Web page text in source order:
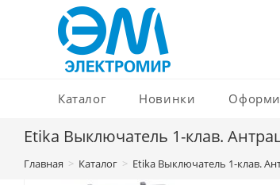
содержимому
Каталог Новинки
Etika Выключатель 1-клав.
Главная > Каталог > Etika Выключатель 1-клав.